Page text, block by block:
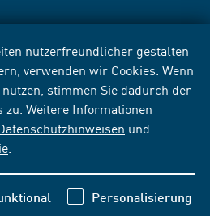
nutzerfreundlicher gestalten
verwenden wir Cookies. Wenn
stimmen Sie dadurch der
zu. Weitere Informationen
und
Personalisierung